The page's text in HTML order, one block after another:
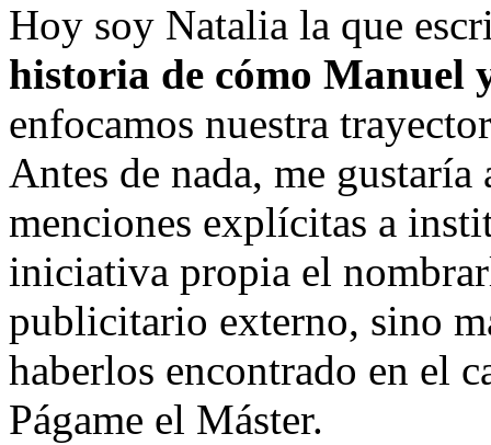
Hoy soy Natalia la que
historia de cómo Manuel
enfocamos nuestra
Antes de nada, me
menciones explícitas a
iniciativa propia el
publicitario externo, sino
haberlos encontrado en el
Págame el Máster.